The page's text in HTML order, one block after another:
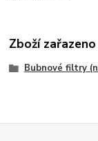
Zboží
Bubnové filtry